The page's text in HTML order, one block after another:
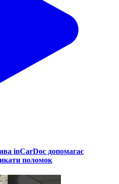
inCarDoc допомагає
поломок